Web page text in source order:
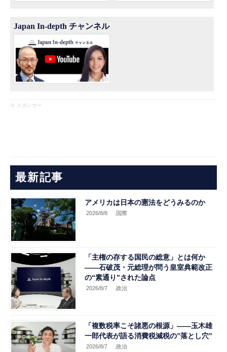
Japan In-depth チャンネル
※ スポンサー
最新記事
アメリカは日本の憲法をどうみるのか
2026/8/8 .国際
「主権の存する国民の総意」とは何か
――石破茂・元総理が問う皇室典範改正
の“素通り”された論点
2026/8/7 .政治
「複数税率こそ諸悪の根源」――玉木雄
一郎代表が語る消費税減税の”落とし穴”
2026/8/7 .政治